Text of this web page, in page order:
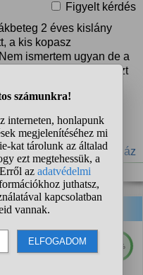
Figyelt kérdés
2 éves kislány
a kis kopasz
ismertem ugyan de a
szívem, hogy bírjátok ezt
tudomány és nem
#kórház
54%
még nem érezte
dolog.
meghalni,